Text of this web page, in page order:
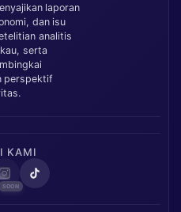
laporan
dan isu
analitis
serta
perspektif
KAMI